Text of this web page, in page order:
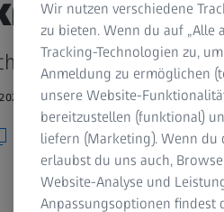
von den ZEISS
· 37 MIN. VIDEODAUER
Wir nutzen verschiedene
zu bieten. Wenn du auf „Alle
Tracking-Technologien zu,
Anmeldung zu ermöglichen
unsere Website-
bereitzustellen (funktional)
liefern (Marketing). Wenn
erlaubst du uns auch,
Website-Analyse und
Anpassungsoptionen findest